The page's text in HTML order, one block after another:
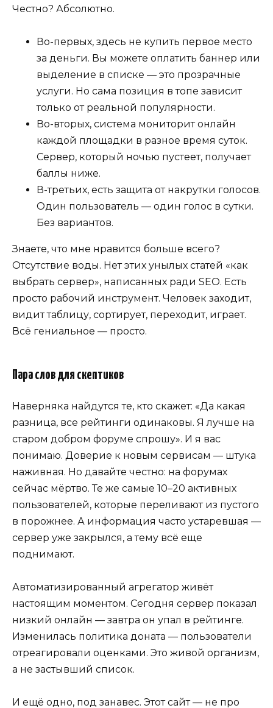
Честно? Абсолютно.
Во-первых, здесь не купить первое место
за деньги. Вы можете оплатить баннер или
выделение в списке — это прозрачные
услуги. Но сама позиция в топе зависит
только от реальной популярности.
Во-вторых, система мониторит онлайн
каждой площадки в разное время суток.
Сервер, который ночью пустеет, получает
баллы ниже.
В-третьих, есть защита от накрутки голосов.
Один пользователь — один голос в сутки.
Без вариантов.
Знаете, что мне нравится больше всего?
Отсутствие воды. Нет этих унылых статей «как
выбрать сервер», написанных ради SEO. Есть
просто рабочий инструмент. Человек заходит,
видит таблицу, сортирует, переходит, играет.
Всё гениальное — просто.
Пара слов для скептиков
Наверняка найдутся те, кто скажет: «Да какая
разница, все рейтинги одинаковы. Я лучше на
старом добром форуме спрошу». И я вас
понимаю. Доверие к новым сервисам — штука
наживная. Но давайте честно: на форумах
сейчас мёртво. Те же самые 10–20 активных
пользователей, которые переливают из пустого
в порожнее. А информация часто устаревшая —
сервер уже закрылся, а тему всё еще
поднимают.
Автоматизированный агрегатор живёт
настоящим моментом. Сегодня сервер показал
низкий онлайн — завтра он упал в рейтинге.
Изменилась политика доната — пользователи
отреагировали оценками. Это живой организм,
а не застывший список.
И ещё одно, под занавес. Этот сайт — не про